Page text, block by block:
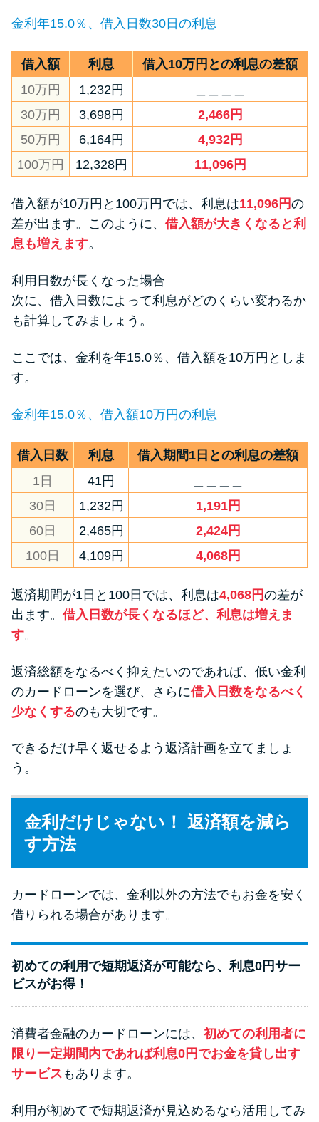
金利年15.0％、借入日数30日の利息
借入額 利息
借入10万円との利息の差額
10万円
1,232円
30万円
3,698円
2,466円
50万円
6,164円
4,932円
100万円
12,328円 11,096円
借入額が10万円と100万円では、利息は11,096円の
差が出ます。このように、 借入額が大きくなると利
息も増えます。
利用日数が長くなった場合
次に、借入日数によって利息がどのくらい変わるか
も計算してみましょう。
ここでは、金利を年15.0％、借入額を10万円としま
す。
金利年15.0％、借入額10万円の利息
借入日数 利息
借入期間1日との利息の差額
1日
41円
30日
1,232円
1,191円
60日
2,465円
2,424円
100日
4,109円 4,068円
返済期間が1日と100日では、利息は4,068円の差が
出ます。 借入日数が長くなるほど、利息は増えま
す。
返済総額をなるべく抑えたいのであれば、低い金利
のカードローンを選び、さらに借入日数をなるべく
少なくするのも大切です。
できるだけ早く返せるよう返済計画を立てましょ
う。
金利だけじゃない！ 返済額を減ら
す方法
カードローンでは、金利以外の方法でもお金を安く
借りられる場合があります。
初めての利用で短期返済が可能なら、利息0円サー
ビスがお得！
消費者金融のカードローンには、 初めての利用者に
限り一定期間内であれば利息0円でお金を貸し出す
サービス もあります。
利用が初めてで短期返済が見込めるなら活用してみ